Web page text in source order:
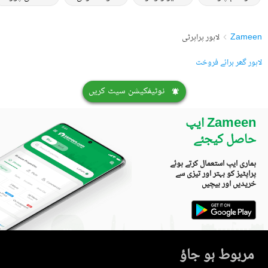
Zameen
لاہور پراپرٹی
لاہور گھر برائے فروخت
نوٹیفکیشن سیٹ کریں
Zameen ایپ
حاصل کیجئے
ہماری ایپ استعمال کرتے ہوئے
پراپٹیز کو بہتر اور تیزی سے
خریدیں اور بیچیں
مربوط ہو جاؤ